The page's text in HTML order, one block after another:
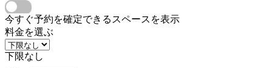
今すぐ予約を確定できるスペースを表示
料金を選ぶ
下限なし